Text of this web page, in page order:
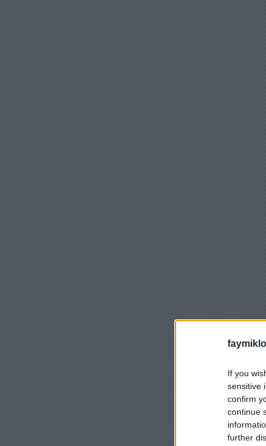
If you
sensitive
confirm
continue
further